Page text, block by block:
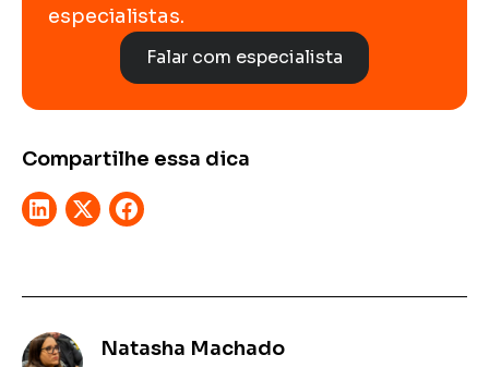
especialistas.
Falar com especialista
Compartilhe essa dica
Natasha Machado